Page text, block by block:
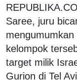
Saree, juru
kelompok
target milik
Gurion di Tel